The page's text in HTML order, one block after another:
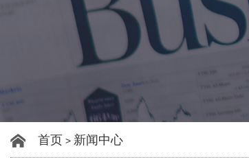
首页 > 新闻中心